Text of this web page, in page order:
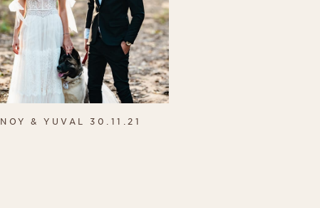
NOY & YUVAL 30.11.21